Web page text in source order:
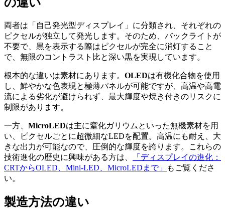
両者は「自己発光型ディスプレイ」に分類され、それぞれの
ピクセルが独立して発光します。そのため、バックライトが
不要で、黒を表示する際はピクセルが完全に消灯すること
で、無限のコントラスト比と深い黒を実現しています。
根本的な違いは素材にあります。 OLEDは有機化合物を使用
し、鮮やかな色表現と極薄パネルが可能ですが、高温や高電
流による劣化が避けられず、最大輝度や焼き付きのリスクに
制限があります。
一方、 MicroLEDは主に窒化ガリウムといった無機素材を用
い、ピクセルごとに超微細なLEDを配置。高温にも耐え、大
きな出力が可能なので、圧倒的な輝度を誇ります。これらの
技術進化の歴史に興味がある方は、
「ディスプレイの進化：
CRTからOLED、Mini-LED、MicroLEDまで」
もご覧くださ
い。
製造方法の違い